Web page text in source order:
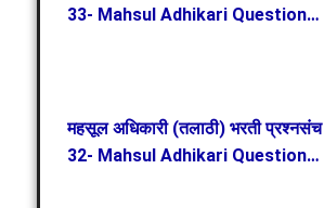
33- Mahsul Adhikari Question
महसूल अधिकारी (तलाठी) भरती प्रश्नसंच
32- Mahsul Adhikari Question